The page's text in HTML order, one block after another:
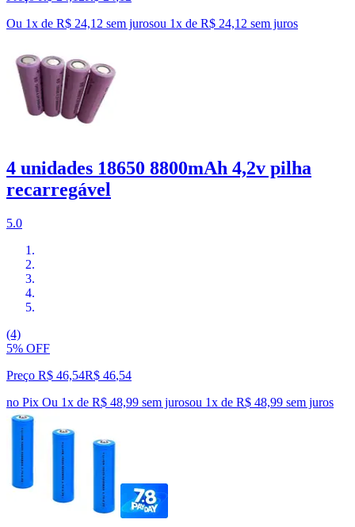
Ou 1x de R$ 24,12 sem jurosou 1x de R$ 24,12 sem juros
4 unidades 18650 8800mAh 4,2v pilha
recarregável
5.0
(4)
5% OFF
Preço R$ 46,54R$ 46,54
no Pix Ou 1x de R$ 48,99 sem jurosou 1x de R$ 48,99 sem juros